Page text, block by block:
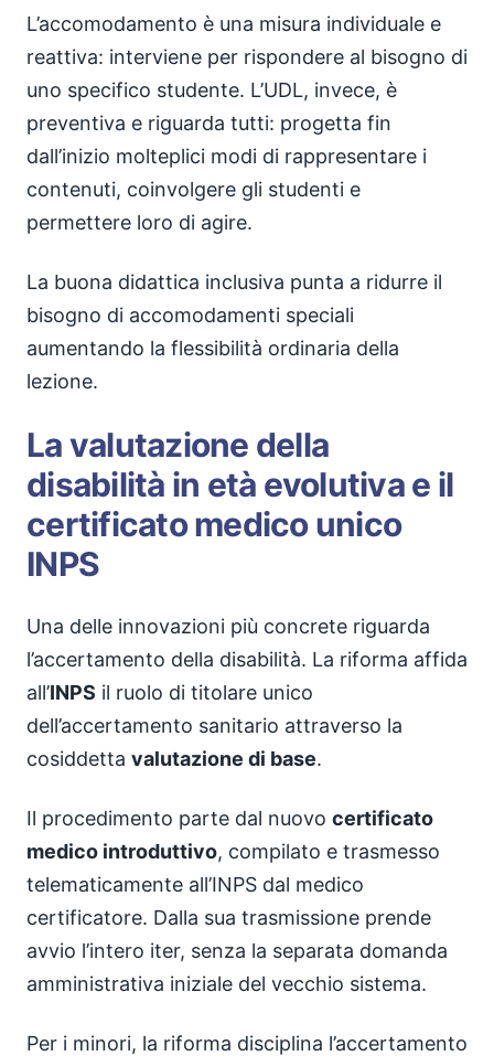
L’accomodamento è una misura individuale e
reattiva: interviene per rispondere al bisogno di
uno specifico studente. L’UDL, invece, è
preventiva e riguarda tutti: progetta fin
dall’inizio molteplici modi di rappresentare i
contenuti, coinvolgere gli studenti e
permettere loro di agire.
La buona didattica inclusiva punta a ridurre il
bisogno di accomodamenti speciali
aumentando la flessibilità ordinaria della
lezione.
La valutazione della
disabilità in età evolutiva e il
certificato medico unico
INPS
Una delle innovazioni più concrete riguarda
l’accertamento della disabilità. La riforma affida
all’INPS il ruolo di titolare unico
dell’accertamento sanitario attraverso la
cosiddetta valutazione di base.
Il procedimento parte dal nuovo certificato
medico introduttivo, compilato e trasmesso
telematicamente all’INPS dal medico
certificatore. Dalla sua trasmissione prende
avvio l’intero iter, senza la separata domanda
amministrativa iniziale del vecchio sistema.
Per i minori, la riforma disciplina l’accertamento